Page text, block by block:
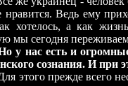
нравится. Ведь ему
хотелось, а как
мы сегодня
у нас есть и
сознания. И при
этого прежде всего